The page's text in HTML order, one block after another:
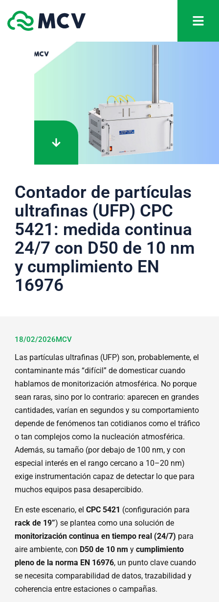
Contador de partículas
ultrafinas (UFP) CPC
5421: medida continua
24/7 con D50 de 10 nm
y cumplimiento EN
16976
18/02/2026MCV
Las partículas ultrafinas (UFP) son, probablemente, el
contaminante más “difícil” de domesticar cuando
hablamos de monitorización atmosférica. No porque
sean raras, sino por lo contrario: aparecen en grandes
cantidades, varían en segundos y su comportamiento
depende de fenómenos tan cotidianos como el tráfico
o tan complejos como la nucleación atmosférica.
Además, su tamaño (por debajo de 100 nm, y con
especial interés en el rango cercano a 10–20 nm)
exige instrumentación capaz de detectar lo que para
muchos equipos pasa desapercibido.
En este escenario, el CPC 5421 (configuración para
rack de 19”) se plantea como una solución de
monitorización continua en tiempo real (24/7) para
aire ambiente, con D50 de 10 nm y cumplimiento
pleno de la norma EN 16976, un punto clave cuando
se necesita comparabilidad de datos, trazabilidad y
coherencia entre estaciones o campañas.